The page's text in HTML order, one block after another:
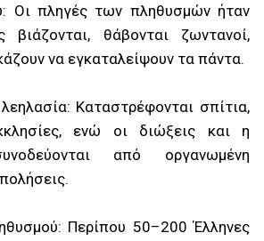
Οι πληγές των πληθυσμών ήταν
βιάζονται, θάβονται ζωντανοί,
να εγκαταλείψουν τα πάντα.
Καταστρέφονται σπίτια,
ενώ οι διώξεις και η
από οργανωμένη
Περίπου 50–200 Έλληνες